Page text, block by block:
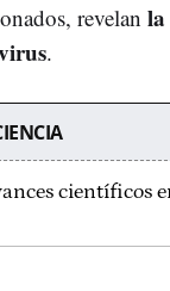
revelan la
.
científicos